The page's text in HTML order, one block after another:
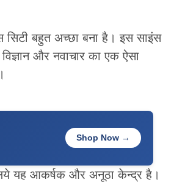
सिटी बहुत अच्छा बना है। इस साइंस
और नवाचार का एक ऐसा
Shop Now →
यह आकर्षक और अनूठा केन्द्र है।